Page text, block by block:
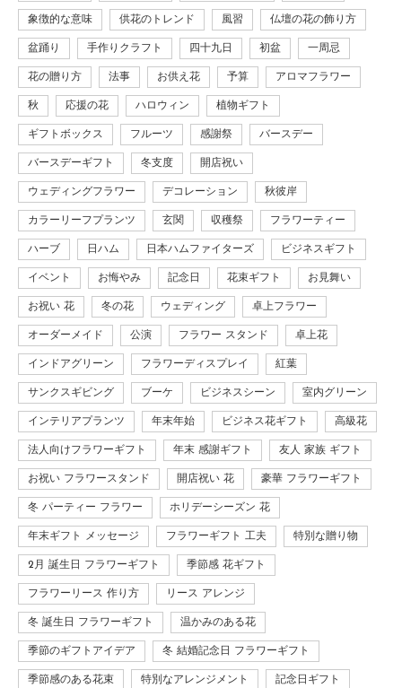
象徴的な意味 供花のトレンド 風習 仏壇の花の飾り方
盆踊り 手作りクラフト 四十九日 初盆 一周忌
花の贈り方 法事 お供え花 予算 アロマフラワー
秋 応援の花 ハロウィン 植物ギフト
ギフトボックス フルーツ 感謝祭 バースデー
バースデーギフト 冬支度 開店祝い
ウェディングフラワー デコレーション 秋彼岸
カラーリーフプランツ 玄関 収穫祭 フラワーティー
ハーブ 日ハム 日本ハムファイターズ ビジネスギフト
イベント お悔やみ 記念日 花束ギフト お見舞い
お祝い 花 冬の花 ウェディング 卓上フラワー
オーダーメイド 公演 フラワー スタンド 卓上花
インドアグリーン フラワーディスプレイ 紅葉
サンクスギビング ブーケ ビジネスシーン 室内グリーン
インテリアプランツ 年末年始 ビジネス花ギフト 高級花
法人向けフラワーギフト 年末 感謝ギフト 友人 家族 ギフト
お祝い フラワースタンド 開店祝い 花 豪華 フラワーギフト
冬 パーティー フラワー ホリデーシーズン 花
年末ギフト メッセージ フラワーギフト 工夫 特別な贈り物
2月 誕生日 フラワーギフト 季節感 花ギフト
フラワーリース 作り方 リース アレンジ
冬 誕生日 フラワーギフト 温かみのある花
季節のギフトアイデア 冬 結婚記念日 フラワーギフト
季節感のある花束 特別なアレンジメント 記念日ギフト